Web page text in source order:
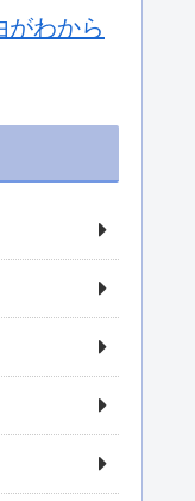
がわから